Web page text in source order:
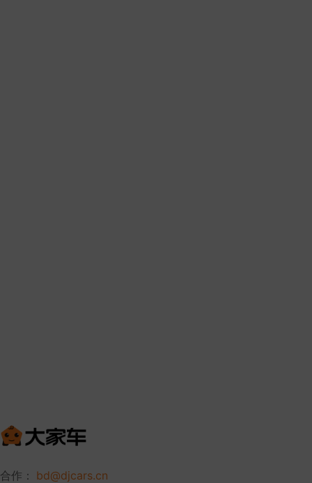
合作： bd@djcars.cn